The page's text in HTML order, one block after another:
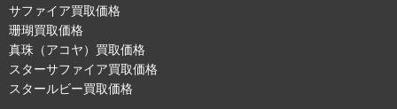
サファイア買取価格
珊瑚買取価格
真珠（アコヤ）買取価格
スターサファイア買取価格
スタールビー買取価格